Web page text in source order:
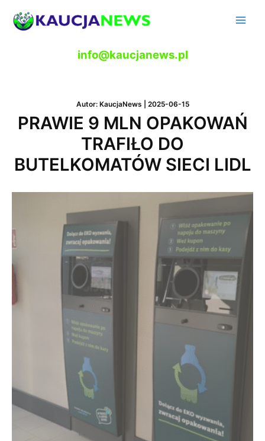
info@kaucjanews.pl
Autor: KaucjaNews 2025-06-15
PRAWIE 9 MLN OPAKOWAŃ
TRAFIŁO DO
BUTELKOMATÓW SIECI LIDL